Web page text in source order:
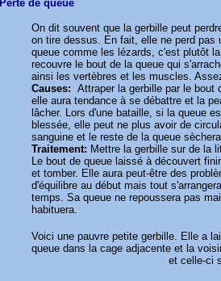
Perte de queue
On dit souvent que la gerbille peut
on tire dessus. En fait, elle ne perd pas
queue comme les lézards, c'est plutôt
recouvre le bout de la queue qui
ainsi les vertèbres et les muscles.
Causes: Attraper la gerbille par le bout
elle aura tendance à se débattre et la
lâcher. Lors d'une bataille, si la queue
blessée, elle peut ne plus avoir de
sanguine et le reste de la queue
Traitement: Mettre la gerbille sur de la
Le bout de queue laissé à découvert
et tomber. Elle aura peut-être des
d'équilibre au début mais tout
temps. Sa queue ne repoussera pas
habituera.
Voici une pauvre petite gerbille. Elle a
queue dans la cage adjacente et la
et celle-ci